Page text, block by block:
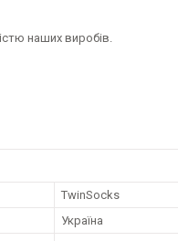
наших виробів.
TwinSocks
Україна